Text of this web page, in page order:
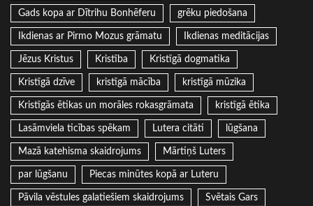
Gads kopa ar Dītrihu Bonhēferu grēku piedošana
Ikdienas ar Pirmo Mozus grāmatu Ikdienas meditācijas
Jēzus Kristus Kristība Kristīgā dogmatika
Kristīgā dzīve kristīgā mācība kristīgā mūzika
Kristīgās ētikas un morāles rokasgrāmata kristīgā ētika
Lasāmviela ticības spēkam Lutera citāti lūgšana
Mazā katehisma skaidrojums Mārtiņš Luters
par lūgšanu Piecas minūtes kopā ar Luteru
Pāvila vēstules galatiešiem skaidrojums Svētais Gars